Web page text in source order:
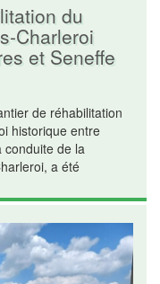
du
Charleroi
et Seneffe
de réhabilitation
historique entre
conduite de la
a été